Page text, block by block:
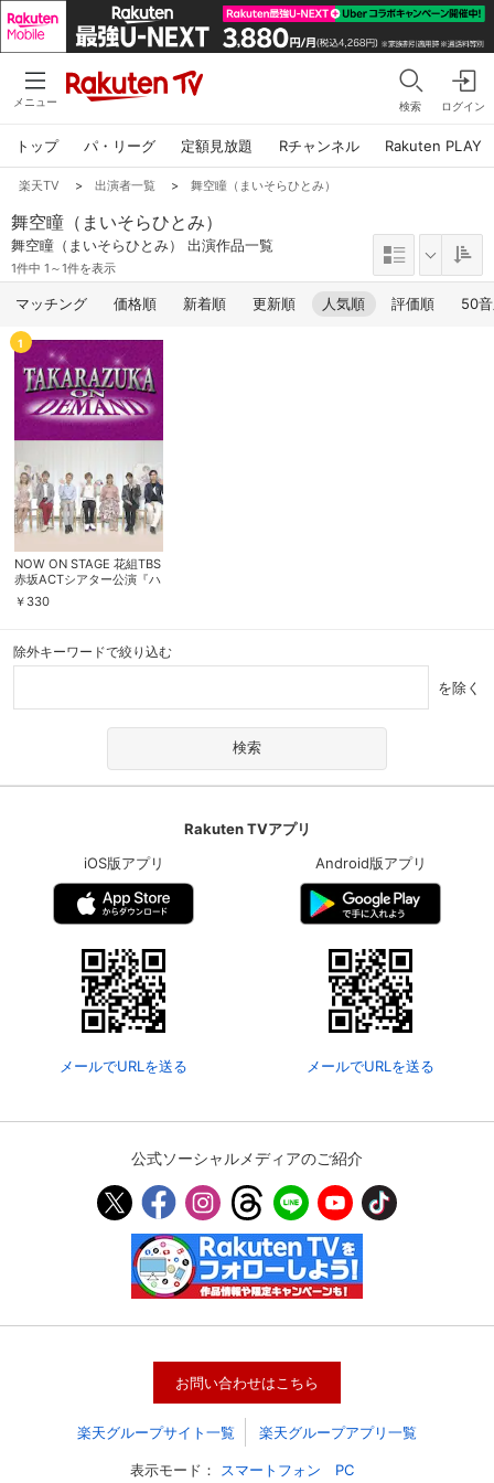
メニュー 検索 ログイン
トップ パ・リーグ 定額見放題 Rチャンネル Rakuten PLAY
楽天TV > 出演者一覧 > 舞空瞳（まいそらひとみ）
舞空瞳（まいそらひとみ）
舞空瞳（まいそらひとみ） 出演作品一覧
1件中 1～1件を表示
マッチング 価格順 新着順 更新順 人気順 評価順 50
1
NOW ON STAGE 花組TBS
赤坂ACTシアター公演『ハ
ンナのお花屋さん －
Hanna’s Florist－』
￥ 330
除外キーワードで絞り込む
を除く
Rakuten TVアプリ
iOS版アプリ
メールでURLを送る
Android版アプリ
メールでURLを送る
公式ソーシャルメディアのご紹介
お問い合わせはこちら
楽天グループサイト一覧 楽天グループアプリ一覧
表示モード： スマートフォン PC